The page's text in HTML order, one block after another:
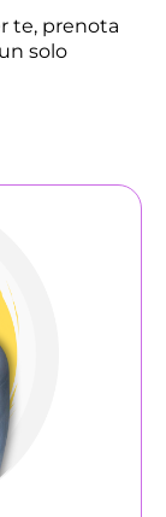
te, prenota
solo